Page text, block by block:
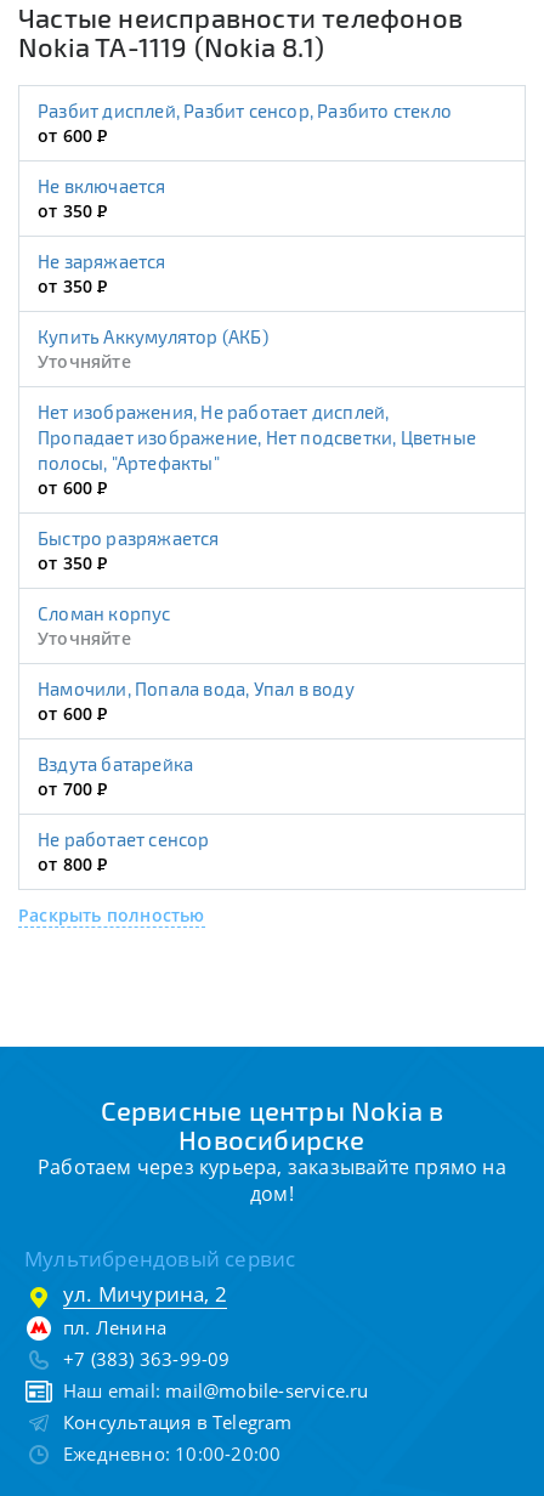
Частые неисправности телефонов
Nokia TA-1119 (Nokia 8.1)
Разбит дисплей, Разбит сенсор, Разбито стекло
от 600Р
Не включается
от 350Р
Не заряжается
от 350Р
Купить Аккумулятор (АКБ)
Уточняйте
Нет изображения, Не работает дисплей,
Пропадает изображение, Нет подсветки, Цветные
полосы, "Артефакты"
от 600Р
Быстро разряжается
от 350Р
Сломан корпус
Уточняйте
Намочили, Попала вода, Упал в воду
от 600Р
Вздута батарейка
от 700Р
Не работает сенсор
от 800Р
Раскрыть полностью
Сервисные центры Nokia в
Новосибирске
Работаем через курьера, заказывайте прямо на
дом!
Мультибрендовый сервис
ул. Мичурина, 2
пл. Ленина
+7 (383) 363-99-09
Наш email: mail@mobile-service.ru
Консультация в Telegram
Ежедневно: 10:00-20:00